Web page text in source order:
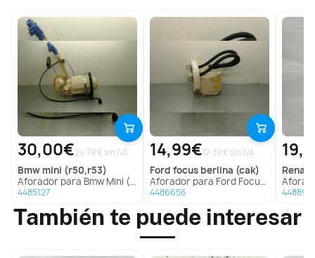
30,00€24.79 € sin IVA
bmw mini (r50,r53)
Aforador para Bmw Mini (R50,R53)
4485127
14,99€12.39 € sin IVA
ford focus berlina (cak)
Aforador para Ford Focus Berlina (Cak)
4486656
Aforador
También te puede interesar